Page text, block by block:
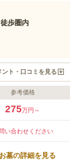
歩圏内
ント・口コミを見る
の歴史と伝統を誇る
お参りする方を暖かく
されています。 バリア
墓参りができます。
参考価格
275万円～
い合わせください
お墓の詳細を見る